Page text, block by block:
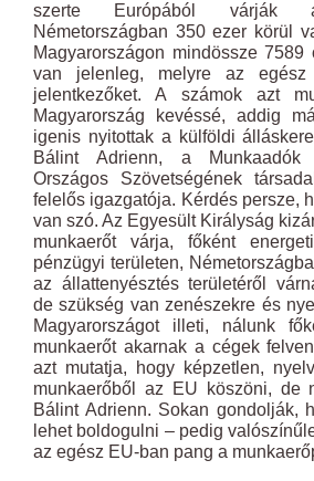
szerte Európából várják a
Németországban 350 ezer körül
Magyarországon mindössze 7589
van jelenleg, melyre az
jelentkezőket. A számok azt
Magyarország kevéssé, addig
igenis nyitottak a külföldi
Bálint Adrienn, a Munkaadók
Országos Szövetségének
felelős igazgatója. Kérdés persze,
van szó. Az Egyesült Királyság
munkaerőt várja, főként
pénzügyi területen,
az állattenyésztés területéről
de szükség van zenészekre és
Magyarországot illeti, nálunk
munkaerőt akarnak a cégek
azt mutatja, hogy képzetlen,
munkaerőből az EU köszöni, de
Bálint Adrienn. Sokan gondolják,
lehet boldogulni – pedig
az egész EU-ban pang a